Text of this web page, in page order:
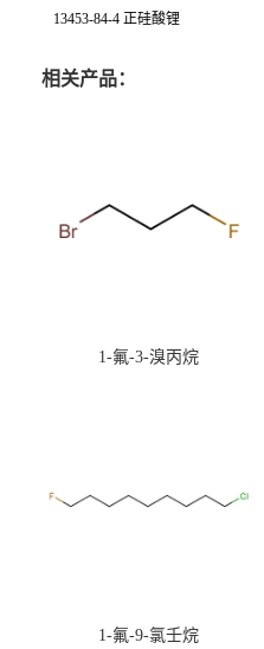
13453-84-4 正硅酸锂
相关产品：
1-氟-3-溴丙烷
1-氟-9-氯壬烷